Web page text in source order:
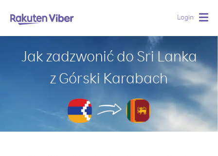
Login
Jak zadzwonić do Sri Lanka
z Górski Karabach